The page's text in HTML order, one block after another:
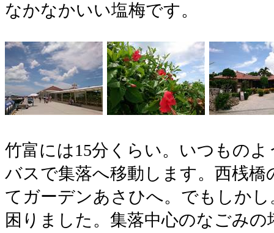
なかなかいい塩梅です。
竹富には15分くらい。いつもの
バスで集落へ移動します。西桟
てガーデンあさひへ。でもしか
困りました。集落中心のなごみ